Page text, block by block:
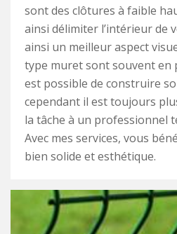
sont des clôtures à faible
ainsi délimiter l’intérieur de
ainsi un meilleur aspect
type muret sont souvent en
est possible de construire
cependant il est toujours
la tâche à un professionnel
Avec mes services, vous
bien solide et esthétique.